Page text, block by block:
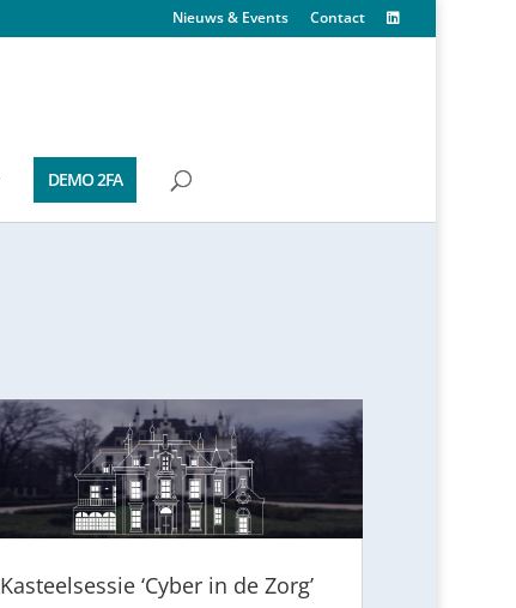
Nieuws & Events Contact
DEMO 2FA
Kasteelsessie ‘Cyber in de Zorg’